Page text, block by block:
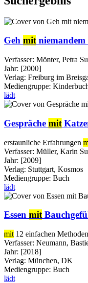
Geh mitniemandem
Verfasser: Mönter, Petra
Jahr: [2000]
Verlag: Freiburg im
Mediengruppe:
lädt
Gespräche mit
erstaunliche Erfahrungen
Verfasser: Müller, Karin
Jahr: [2009]
Verlag: Stuttgart, Kosmos
Mediengruppe: Buch
lädt
Essen mit
mit 12 einfachen
Verfasser: Neumann,
Jahr: [2018]
Verlag: München, DK
Mediengruppe: Buch
lädt